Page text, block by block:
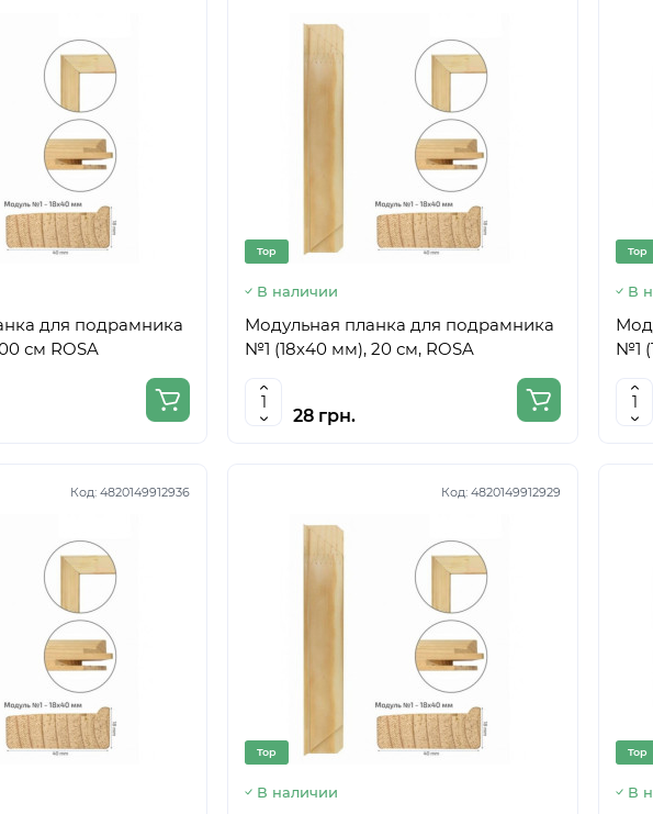
для подрамника
см ROSA
Top
В наличии
Модульная планка для подрамника
№1 (18х40 мм), 20 см, ROSA
28 грн.
Top
В
№1
Код: 4820149912936 Код: 4820149912929
Top
В наличии
Top
В